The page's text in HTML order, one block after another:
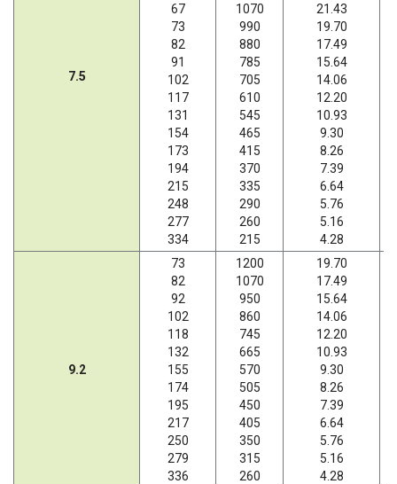
7.5
67
73
82
91
102
117
131
154
173
194
215
248
277
334
1070
990
880
785
705
610
545
465
415
370
335
290
260
215
21.43
19.70
17.49
15.64
14.06
12.20
10.93
9.30
8.26
7.39
6.64
5.76
5.16
4.28
9.2
73
82
92
102
118
132
155
174
195
217
250
279
336
1200
1070
950
860
745
665
570
505
450
405
350
315
260
19.70
17.49
15.64
14.06
12.20
10.93
9.30
8.26
7.39
6.64
5.76
5.16
4.28